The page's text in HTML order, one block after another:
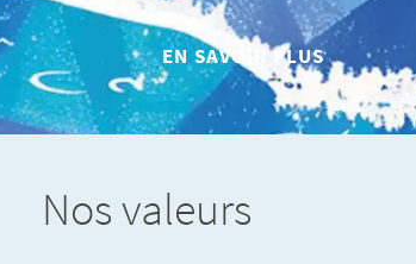
EN SAVOIR PLUS
Nos valeurs